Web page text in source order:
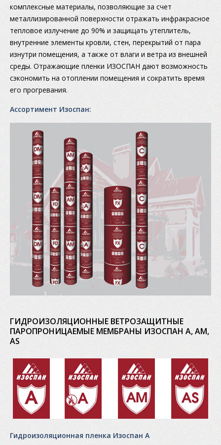
комплексные материалы, позволяющие за счет
металлизированной поверхности отражать инфракрасное
тепловое излучение до 90% и защищать утеплитель,
внутренние элементы кровли, стен, перекрытий от пара
изнутри помещения, а также от влаги и ветра из внешней
среды. Отражающие пленки ИЗОСПАН дают возможность
сэкономить на отоплении помещения и сократить время
его прогревания.
Ассортимент Изоспан:
ГИДРОИЗОЛЯЦИОННЫЕ ВЕТРОЗАЩИТНЫЕ
ПАРОПРОНИЦАЕМЫЕ МЕМБРАНЫ ИЗОСПАН А, АМ,
AS
Гидроизоляционная пленка Изоспан А